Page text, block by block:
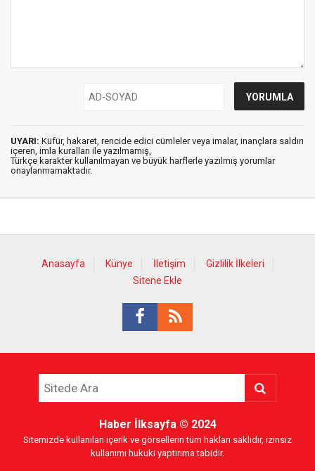
UYARI: Küfür, hakaret, rencide edici cümleler veya imalar, inançlara saldırı
içeren, imla kuralları ile yazılmamış,
Türkçe karakter kullanılmayan ve büyük harflerle yazılmış yorumlar
onaylanmamaktadır.
Anasayfa Künye İletişim
Gizlilik İlkeleri
Sitene Ekle
Haber İlksayfa© 2024
Sitemizde kullanılan içerik ve görsellerin tüm hakları saklıdır, izinsiz
kullanımı hukuki yaptırıma tabidir.